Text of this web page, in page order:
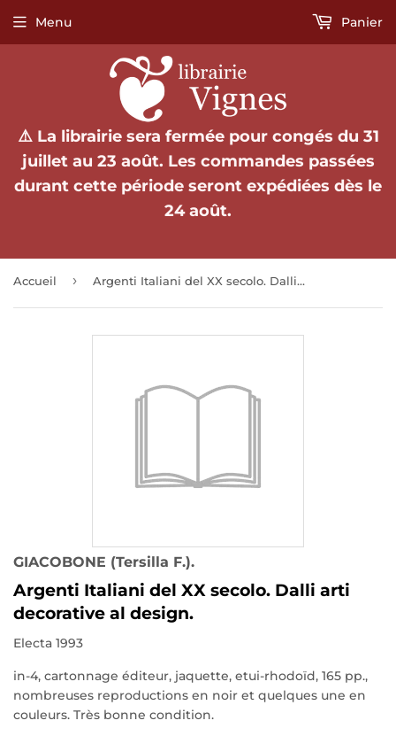
⚠️ La librairie sera fermée pour congés du 31
juillet au 23 août. Les commandes passées
durant cette période seront expédiées dès le
24 août.
Menu Panier
Accueil › Argenti Italiani del XX secolo. Dalli arti decorative al design.
GIACOBONE (Tersilla F.).
Argenti Italiani del XX secolo. Dalli arti
decorative al design.
Electa 1993
in-4, cartonnage éditeur, jaquette, etui-rhodoïd, 165 pp.,
nombreuses reproductions en noir et quelques une en
couleurs. Très bonne condition.